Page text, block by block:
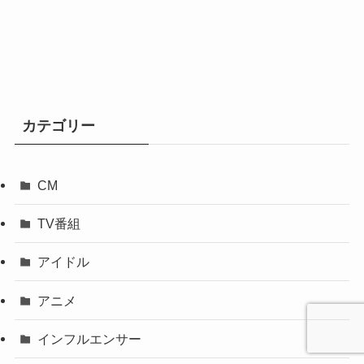
カテゴリー
CM
TV番組
アイドル
アニメ
インフルエンサー